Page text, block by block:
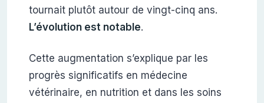
tournait plutôt autour de vingt-cinq ans.
L’évolution est notable.
Cette augmentation s’explique par les
progrès significatifs en médecine
vétérinaire, en nutrition et dans les soins